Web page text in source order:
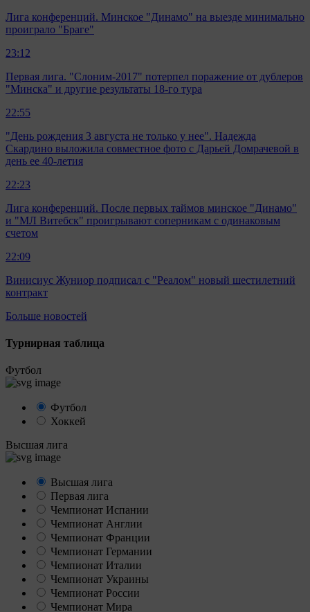
Лига конференций. Минское "Динамо" на выезде минимально
проиграло "Браге"
23:12
Первая лига. "Слоним-2017" потерпел поражение от дублеров
"Минска" и другие результаты 18-го тура
22:55
"День рождения 3 августа не только у нее". Надежда
Скардино выложила совместное фото с Дарьей Домрачевой в
день ее 40-летия
22:23
Лига конференций. После первых таймов минское "Динамо"
и "МЛ Витебск" проигрывают соперникам с одинаковым
счетом
22:09
Винисиус Жуниор подписал с "Реалом" новый шестилетний
контракт
Больше новостей
Турнирная таблица
Футбол
Футбол
Хоккей
Высшая лига
Высшая лига
Первая лига
Чемпионат Испании
Чемпионат Англии
Чемпионат Франции
Чемпионат Германии
Чемпионат Италии
Чемпионат Украины
Чемпионат России
Чемпионат Мира